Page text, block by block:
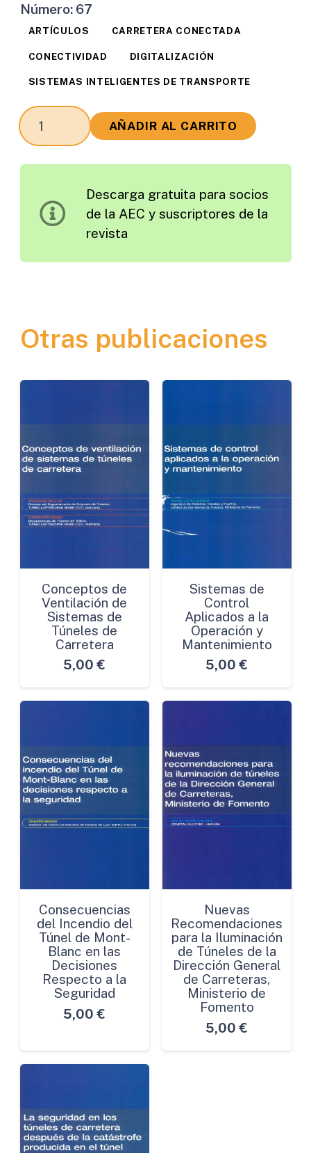
Número: 67
ARTÍCULOS CARRETERA CONECTADA
CONECTIVIDAD DIGITALIZACIÓN
SISTEMAS INTELIGENTES DE TRANSPORTE
Sesión
de
Carreteras
Inteligentes
AÑADIR AL CARRITO
Descarga gratuita para socios
de la AEC y suscriptores de la
revista
Otras publicaciones
Conceptos de
Ventilación de
Sistemas de
Túneles de
Carretera
5,00 €
Sistemas de
Control
Aplicados a la
Operación y
Mantenimiento
5,00 €
Consecuencias
del Incendio del
Túnel de Mont-
Blanc en las
Decisiones
Respecto a la
Seguridad
5,00 €
Nuevas
Recomendaciones
para la Iluminación
de Túneles de la
Dirección General
de Carreteras,
Ministerio de
Fomento
5,00 €